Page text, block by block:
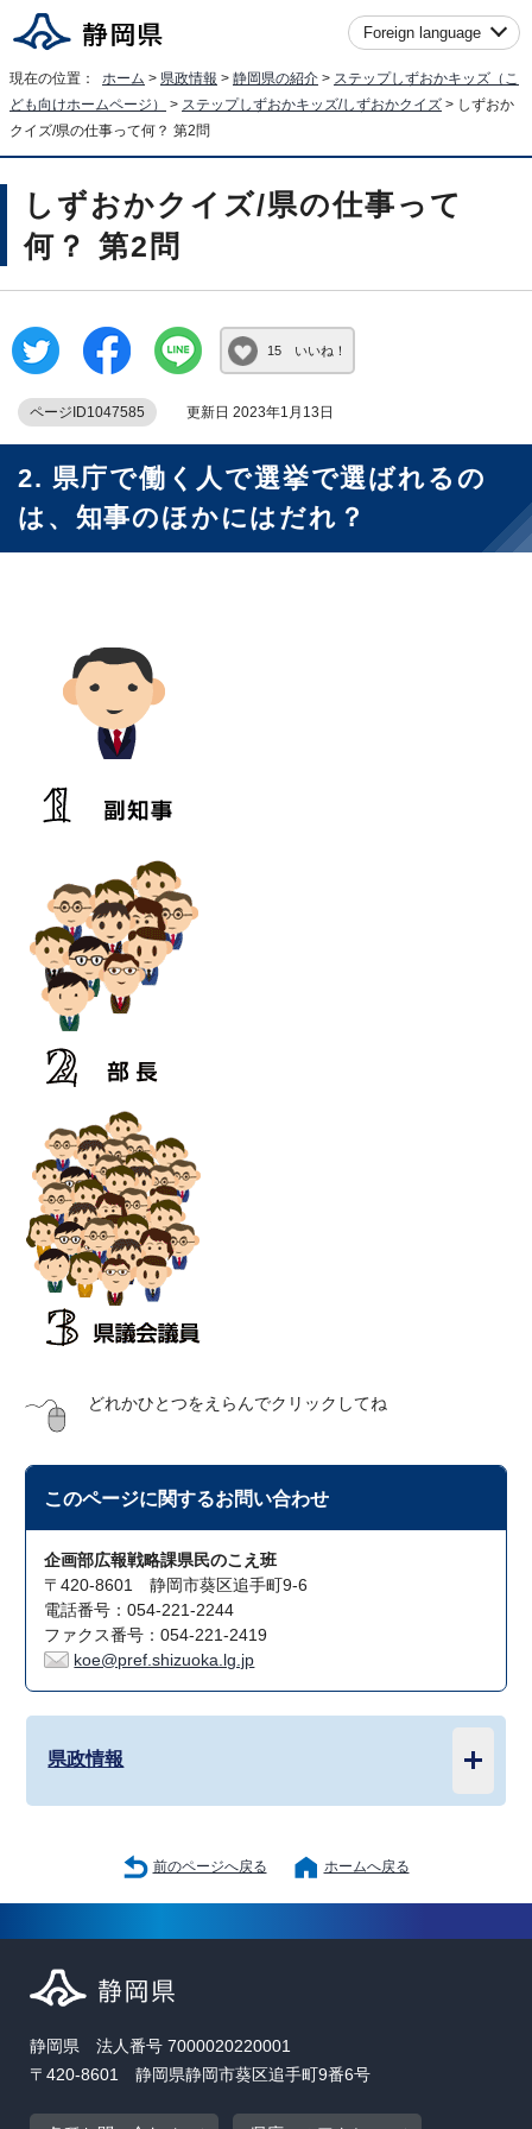
Foreign language
現在の位置： ホーム > 県政情報 > 静岡県の紹介 > ステップしずおかキッズ（こ
ども向けホームページ）
> ステップしずおかキッズ/しずおかクイズ > しずおか
クイズ/県の仕事って何？ 第2問
しずおかクイズ/県の仕事って
何？ 第2問
15 いいね！
ページID1047585 更新日 2023年1月13日
2. 県庁で働く人で選挙で選ばれるの
は、知事のほかにはだれ？
どれかひとつをえらんでクリックしてね
このページに関するお問い合わせ
企画部広報戦略課県民のこえ班
〒420-8601 静岡市葵区追手町9-6
電話番号：054-221-2244
ファクス番号：054-221-2419
koe@pref.shizuoka.lg.jp
県政情報
前のページへ戻る ホームへ戻る
静岡県 法人番号 7000020220001
〒420-8601 静岡県静岡市葵区追手町9番6号